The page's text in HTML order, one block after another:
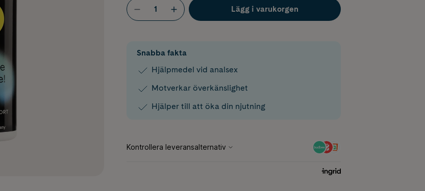
Lägg i varukorgen
Snabba fakta
Hjälpmedel vid analsex
Motverkar överkänslighet
Hjälper till att öka din njutning